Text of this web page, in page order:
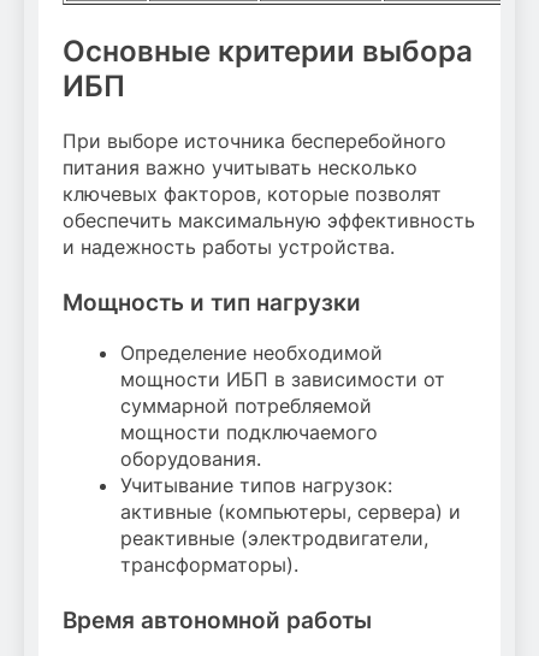
Основные критерии выбора
ИБП
При выборе источника бесперебойного
питания важно учитывать несколько
ключевых факторов, которые позволят
обеспечить максимальную эффективность
и надежность работы устройства.
Мощность и тип нагрузки
Определение необходимой
мощности ИБП в зависимости от
суммарной потребляемой
мощности подключаемого
оборудования.
Учитывание типов нагрузок:
активные (компьютеры, сервера) и
реактивные (электродвигатели,
трансформаторы).
Время автономной работы